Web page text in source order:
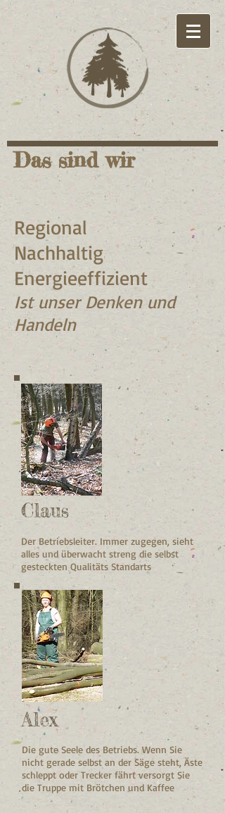
Das sind wir
Regional
Nachhaltig
Energieeffizient
Ist unser Denken und
Handeln
Claus
Der Betriebsleiter. Immer zugegen, sieht
alles und überwacht streng die selbst
gesteckten Qualitäts Standarts
Alex
Die gute Seele des Betriebs. Wenn Sie
nicht gerade selbst an der Säge steht, Äste
schleppt oder Trecker fährt versorgt Sie
die Truppe mit Brötchen und Kaffee